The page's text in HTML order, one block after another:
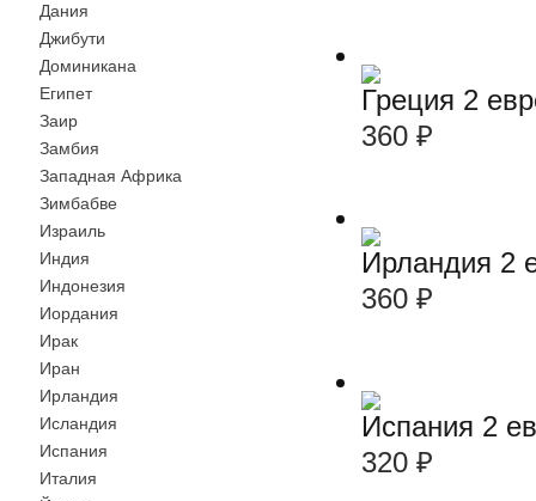
Дания
Джибути
Доминикана
Египет
Заир
Замбия
Западная Африка
Зимбабве
Израиль
Индия
Индонезия
Иордания
Ирак
Иран
Ирландия
Исландия
Испания
Италия
Греция 2
360 ₽
Ирландия 2
360 ₽
Испания 2
320 ₽